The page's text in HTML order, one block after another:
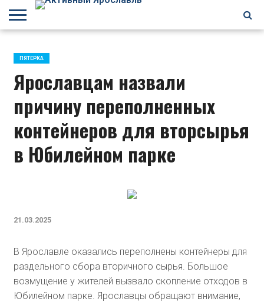
ЗАВОЛГА
КИРОВСКИЙ
НЕФТЕСТРОЙ
ПЕРЕКОП
ПЯТЕРКА
ФРУНЗЕНСКИЙ
ПРОЧЕЕ
ПЯТЕРКА
Ярославцам назвали
причину переполненных
контейнеров для вторсырья
в Юбилейном парке
21.03.2025
В Ярославле оказались переполнены контейнеры для
раздельного сбора вторичного сырья. Большое
возмущение у жителей вызвало скопление отходов в
Юбилейном парке. Ярославцы обращают внимание,